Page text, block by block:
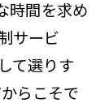
時間を求め
サービ
て選りす
らこそで